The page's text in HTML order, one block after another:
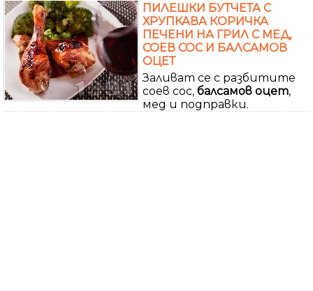
ПИЛЕШКИ БУТЧЕТА С
ХРУПКАВА КОРИЧКА
ПЕЧЕНИ НА ГРИЛ С МЕД,
СОЕВ СОС И БАЛСАМОВ
ОЦЕТ
Заливат се с разбитите
соев сос, балсамов оцет,
мед и подправки.